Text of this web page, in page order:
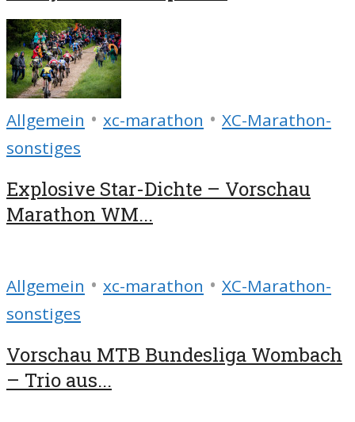
Allgemein • xc-marathon • XC-Marathon-
sonstiges
Explosive Star-Dichte – Vorschau
Marathon WM...
Allgemein • xc-marathon • XC-Marathon-
sonstiges
Vorschau MTB Bundesliga Wombach
– Trio aus...